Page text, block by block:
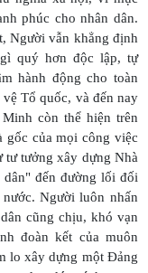
phúc cho nhân dân.
Người vẫn khẳng định
quý hơn độc lập, tự
hành động cho toàn
Tổ quốc, và đến nay
còn thể hiện trên
gốc của mọi công việc
tư tưởng xây dựng Nhà
dân" đến đường lối đối
Người luôn nhấn
cũng chịu, khó vạn
đoàn kết của muôn
lo xây dựng một Đảng